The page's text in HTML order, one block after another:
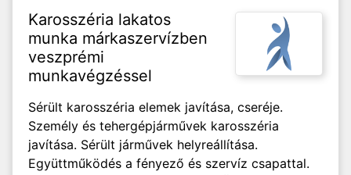
Karosszéria lakatos
munka márkaszervízben
veszprémi
munkavégzéssel
Sérült karosszéria elemek javítása, cseréje.
Személy és tehergépjárművek karosszéria
javítása. Sérült járművek helyreállítása.
Együttműködés a fényező és szervíz csapattal.